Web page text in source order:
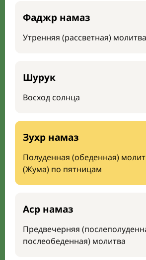
Фаджр намаз
Утренняя (рассветная) молитва
Шурук
Восход солнца
Зухр намаз
Полуденная (обеденная)
(Жума) по пятницам
Аср намаз
Предвечерняя
послеобеденная) молитва